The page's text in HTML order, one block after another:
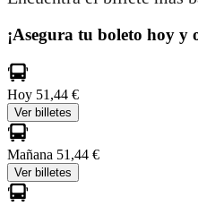
¡Asegura tu boleto hoy y
Hoy 51,44 €
Ver billetes
Mañana 51,44 €
Ver billetes